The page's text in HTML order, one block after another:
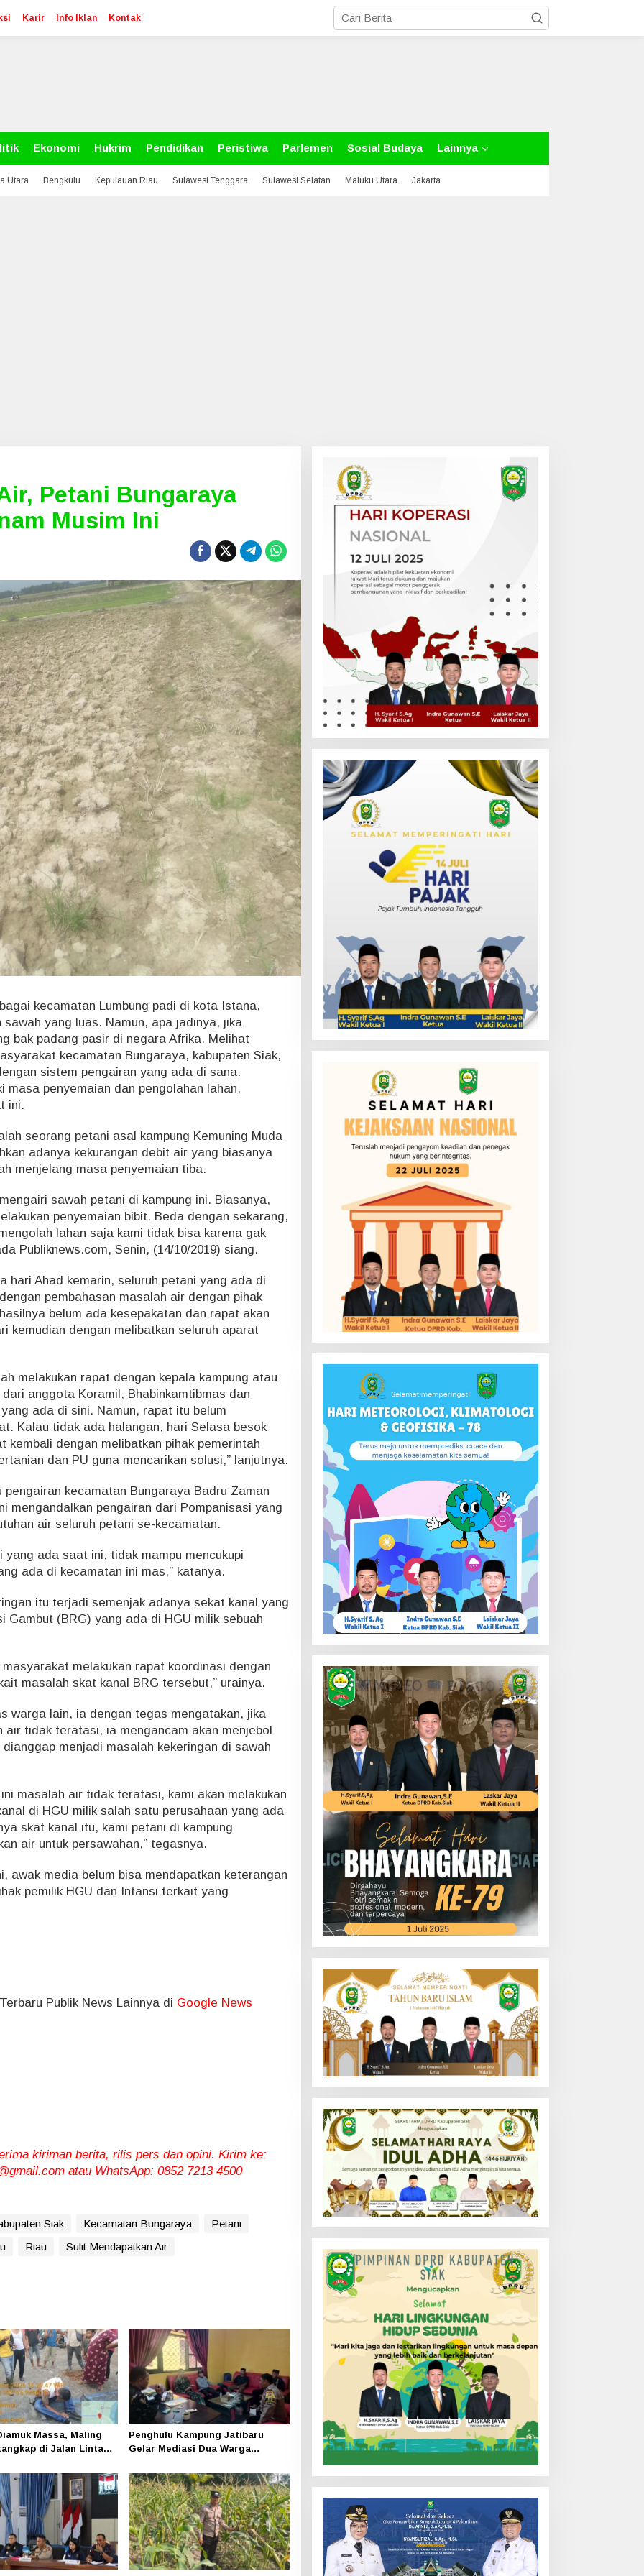
Karir Info Iklan Kontak
Ekonomi Hukrim Pendidikan Peristiwa Parlemen Sosial Budaya Lainnya
Utara Bengkulu Kepulauan Riau Sulawesi Tenggara Sulawesi Selatan Maluku Utara Jakarta
Petani Bungaraya
Musim Ini
kecamatan Lumbung padi di kota Istana,
yang luas. Namun, apa jadinya, jika
bak padang pasir di negara Afrika. Melihat
kecamatan Bungaraya, kabupaten Siak,
sistem pengairan yang ada di sana.
masa penyemaian dan pengolahan lahan,
ini.
seorang petani asal kampung Kemuning Muda
adanya kekurangan debit air yang biasanya
menjelang masa penyemaian tiba.
sawah petani di kampung ini. Biasanya,
penyemaian bibit. Beda dengan sekarang,
lahan saja kami tidak bisa karena gak
Publiknews.com, Senin, (14/10/2019) siang.
hari Ahad kemarin, seluruh petani yang ada di
pembahasan masalah air dengan pihak
belum ada kesepakatan dan rapat akan
kemudian dengan melibatkan seluruh aparat
melakukan rapat dengan kepala kampung atau
anggota Koramil, Bhabinkamtibmas dan
ada di sini. Namun, rapat itu belum
Kalau tidak ada halangan, hari Selasa besok
kembali dengan melibatkan pihak pemerintah
dan PU guna mencarikan solusi,” lanjutnya.
kecamatan Bungaraya Badru Zaman
mengandalkan pengairan dari Pompanisasi yang
air seluruh petani se-kecamatan.
yang ada saat ini, tidak mampu mencukupi
ada di kecamatan ini mas,” katanya.
itu terjadi semenjak adanya sekat kanal yang
Gambut (BRG) yang ada di HGU milik sebuah
melakukan rapat koordinasi dengan
masalah skat kanal BRG tersebut,” urainya.
warga lain, ia dengan tegas mengatakan, jika
air tidak teratasi, ia mengancam akan menjebol
menjadi masalah kekeringan di sawah
masalah air tidak teratasi, kami akan melakukan
di HGU milik salah satu perusahaan yang ada
skat kanal itu, kami petani di kampung
air untuk persawahan,” tegasnya.
awak media belum bisa mendapatkan keterangan
pemilik HGU dan Intansi terkait yang
Publik News Lainnya di Google News
kiriman berita, rilis pers dan opini. Kirim ke:
atau WhatsApp: 0852 7213 4500
Siak Kecamatan Bungaraya
Petani
Riau Sulit Mendapatkan Air
Massa, Maling
di Jalan Lintas
Penghulu Kampung Jatibaru
Gelar Mediasi Dua Warga